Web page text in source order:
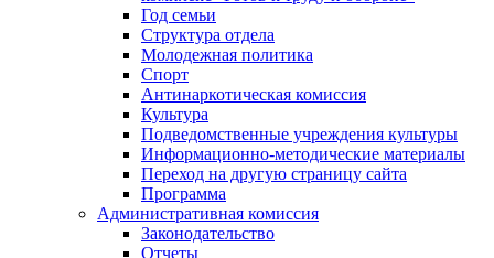
Год семьи
Структура отдела
Молодежная политика
Спорт
Антинаркотическая комиссия
Культура
Подведомственные учреждения культуры
Информационно-методические материалы
Переход на другую страницу сайта
Программа
Административная комиссия
Законодательство
Отчеты